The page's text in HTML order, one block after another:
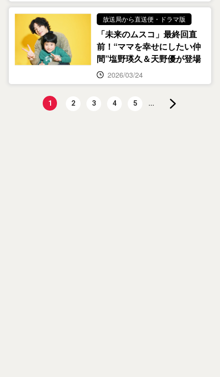
放送局から直送便・ドラマ版
「未来のムスコ」最終回直
前！“ママを幸せにしたい仲
間”塩野瑛久＆天野優が登場
2026/03/24
1 2 3 4 5 ...